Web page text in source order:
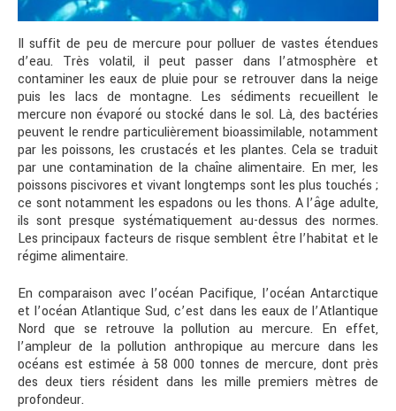
Il suffit de peu de mercure pour polluer de vastes étendues
d’eau. Très volatil, il peut passer dans l’atmosphère et
contaminer les eaux de pluie pour se retrouver dans la neige
puis les lacs de montagne. Les sédiments recueillent le
mercure non évaporé ou stocké dans le sol. Là, des bactéries
peuvent le rendre particulièrement bioassimilable, notamment
par les poissons, les crustacés et les plantes. Cela se traduit
par une contamination de la chaîne alimentaire. En mer, les
poissons piscivores et vivant longtemps sont les plus touchés ;
ce sont notamment les espadons ou les thons. A l’âge adulte,
ils sont presque systématiquement au-dessus des normes.
Les principaux facteurs de risque semblent être l’habitat et le
régime alimentaire.
En comparaison avec l’océan Pacifique, l’océan Antarctique
et l’océan Atlantique Sud, c’est dans les eaux de l’Atlantique
Nord que se retrouve la pollution au mercure. En effet,
l’ampleur de la pollution anthropique au mercure dans les
océans est estimée à 58 000 tonnes de mercure, dont près
des deux tiers résident dans les mille premiers mètres de
profondeur.